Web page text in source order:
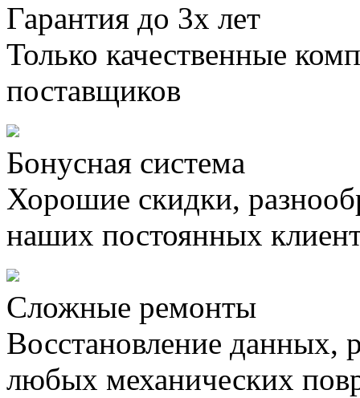
Гарантия до 3х лет
Только качественные
поставщиков
Бонусная система
Хорошие скидки,
наших постоянных
Сложные ремонты
Восстановление данных,
любых механических